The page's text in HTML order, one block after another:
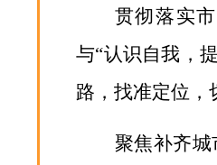
贯彻落实
与“认识自我，
路，找准定位，
聚焦补齐